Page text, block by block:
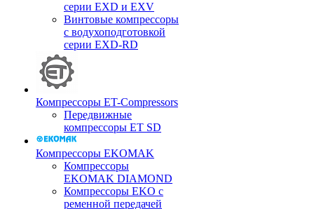
серии EXD и EXV
Винтовые компрессоры
с водухоподготовкой
серии EXD-RD
Компрессоры ET-Compressors
Передвижные
компрессоры ET SD
Компрессоры EKOMAK
Компрессоры
EKOMAK DIAMOND
Компрессоры EKO c
ременной передачей